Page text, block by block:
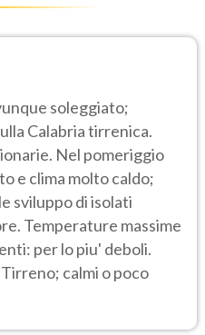
soleggiato;
Calabria tirrenica.
Nel pomeriggio
e clima molto caldo;
sviluppo di isolati
Temperature massime
per lo piu' deboli.
calmi o poco